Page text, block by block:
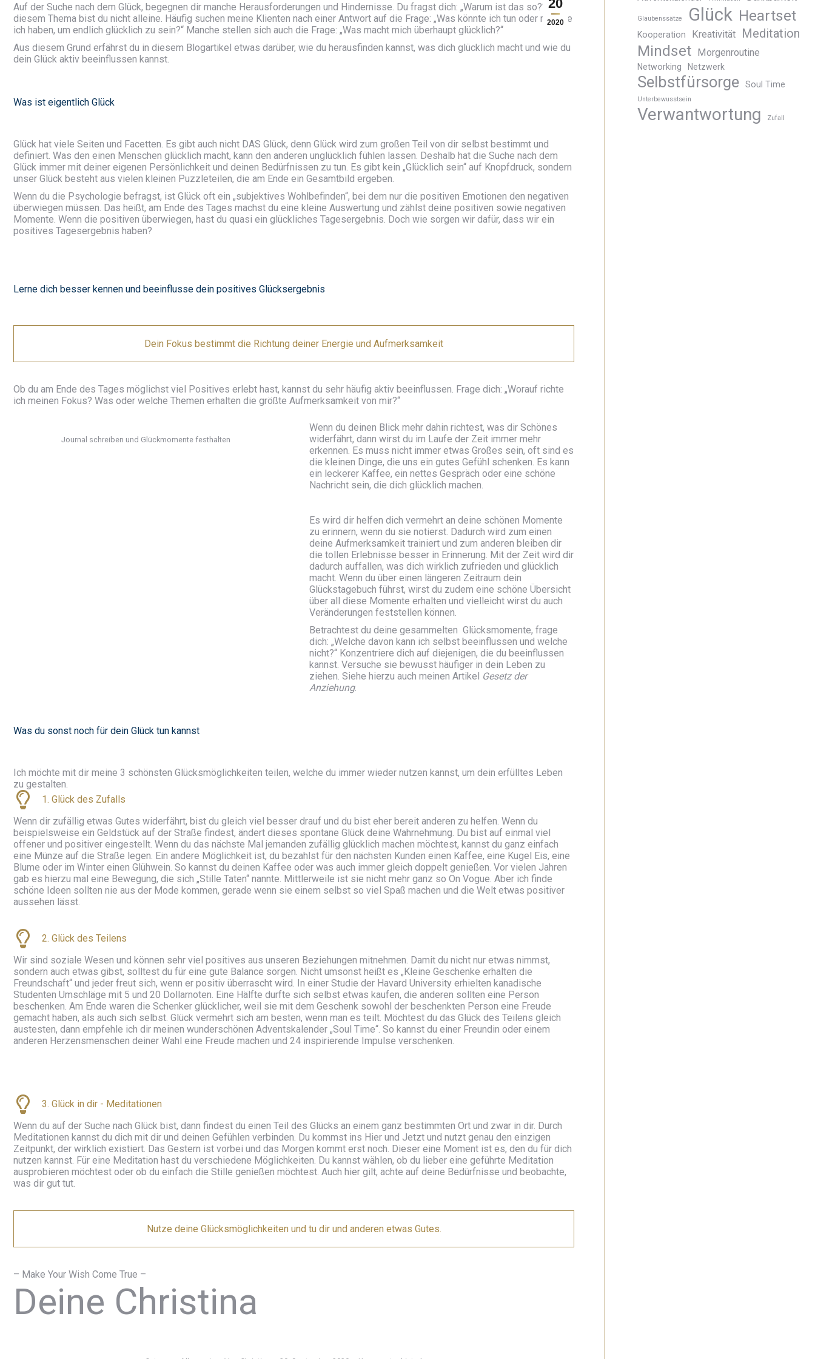
20
2020
Auf der Suche nach dem Glück, begegnen dir manche Herausforderungen und Hindernisse. Du fragst dich: „Warum ist das so?“ Mit
diesem Thema bist du nicht alleine. Häufig suchen meine Klienten nach einer Antwort auf die Frage: „Was könnte ich tun oder müsste
ich haben, um endlich glücklich zu sein?“ Manche stellen sich auch die Frage: „Was macht mich überhaupt glücklich?“
Aus diesem Grund erfährst du in diesem Blogartikel etwas darüber, wie du herausfinden kannst, was dich glücklich macht und wie du
dein Glück aktiv beeinflussen kannst.
Was ist eigentlich Glück
Glück hat viele Seiten und Facetten. Es gibt auch nicht DAS Glück, denn Glück wird zum großen Teil von dir selbst bestimmt und
definiert. Was den einen Menschen glücklich macht, kann den anderen unglücklich fühlen lassen. Deshalb hat die Suche nach dem
Glück immer mit deiner eigenen Persönlichkeit und deinen Bedürfnissen zu tun. Es gibt kein „Glücklich sein“ auf Knopfdruck, sondern
unser Glück besteht aus vielen kleinen Puzzleteilen, die am Ende ein Gesamtbild ergeben.
Wenn du die Psychologie befragst, ist Glück oft ein „subjektives Wohlbefinden“, bei dem nur die positiven Emotionen den negativen
überwiegen müssen. Das heißt, am Ende des Tages machst du eine kleine Auswertung und zählst deine positiven sowie negativen
Momente. Wenn die positiven überwiegen, hast du quasi ein glückliches Tagesergebnis. Doch wie sorgen wir dafür, dass wir ein
positives Tagesergebnis haben?
Lerne dich besser kennen und beeinflusse dein positives Glücksergebnis
Dein Fokus bestimmt die Richtung deiner Energie und Aufmerksamkeit
Ob du am Ende des Tages möglichst viel Positives erlebt hast, kannst du sehr häufig aktiv beeinflussen. Frage dich: „Worauf richte
ich meinen Fokus? Was oder welche Themen erhalten die größte Aufmerksamkeit von mir?“
Journal schreiben und Glückmomente festhalten
Wenn du deinen Blick mehr dahin richtest, was dir Schönes
widerfährt, dann wirst du im Laufe der Zeit immer mehr
erkennen. Es muss nicht immer etwas Großes sein, oft sind es
die kleinen Dinge, die uns ein gutes Gefühl schenken. Es kann
ein leckerer Kaffee, ein nettes Gespräch oder eine schöne
Nachricht sein, die dich glücklich machen.
Es wird dir helfen dich vermehrt an deine schönen Momente
zu erinnern, wenn du sie notierst. Dadurch wird zum einen
deine Aufmerksamkeit trainiert und zum anderen bleiben dir
die tollen Erlebnisse besser in Erinnerung. Mit der Zeit wird dir
dadurch auffallen, was dich wirklich zufrieden und glücklich
macht. Wenn du über einen längeren Zeitraum dein
Glückstagebuch führst, wirst du zudem eine schöne Übersicht
über all diese Momente erhalten und vielleicht wirst du auch
Veränderungen feststellen können.
Betrachtest du deine gesammelten Glücksmomente, frage
dich: „Welche davon kann ich selbst beeinflussen und welche
nicht?“ Konzentriere dich auf diejenigen, die du beeinflussen
kannst. Versuche sie bewusst häufiger in dein Leben zu
ziehen. Siehe hierzu auch meinen Artikel Gesetz der
Anziehung.
Was du sonst noch für dein Glück tun kannst
Ich möchte mit dir meine 3 schönsten Glücksmöglichkeiten teilen, welche du immer wieder nutzen kannst, um dein erfülltes Leben
zu gestalten.
1. Glück des Zufalls
Wenn dir zufällig etwas Gutes widerfährt, bist du gleich viel besser drauf und du bist eher bereit anderen zu helfen. Wenn du
beispielsweise ein Geldstück auf der Straße findest, ändert dieses spontane Glück deine Wahrnehmung. Du bist auf einmal viel
offener und positiver eingestellt. Wenn du das nächste Mal jemanden zufällig glücklich machen möchtest, kannst du ganz einfach
eine Münze auf die Straße legen. Ein andere Möglichkeit ist, du bezahlst für den nächsten Kunden einen Kaffee, eine Kugel Eis, eine
Blume oder im Winter einen Glühwein. So kannst du deinen Kaffee oder was auch immer gleich doppelt genießen. Vor vielen Jahren
gab es hierzu mal eine Bewegung, die sich „Stille Taten“ nannte. Mittlerweile ist sie nicht mehr ganz so On Vogue. Aber ich finde
schöne Ideen sollten nie aus der Mode kommen, gerade wenn sie einem selbst so viel Spaß machen und die Welt etwas positiver
aussehen lässt.
2. Glück des Teilens
Wir sind soziale Wesen und können sehr viel positives aus unseren Beziehungen mitnehmen. Damit du nicht nur etwas nimmst,
sondern auch etwas gibst, solltest du für eine gute Balance sorgen. Nicht umsonst heißt es „Kleine Geschenke erhalten die
Freundschaft“ und jeder freut sich, wenn er positiv überrascht wird. In einer Studie der Havard University erhielten kanadische
Studenten Umschläge mit 5 und 20 Dollarnoten. Eine Hälfte durfte sich selbst etwas kaufen, die anderen sollten eine Person
beschenken. Am Ende waren die Schenker glücklicher, weil sie mit dem Geschenk sowohl der beschenkten Person eine Freude
gemacht haben, als auch sich selbst. Glück vermehrt sich am besten, wenn man es teilt. Möchtest du das Glück des Teilens gleich
austesten, dann empfehle ich dir meinen wunderschönen Adventskalender „Soul Time“. So kannst du einer Freundin oder einem
anderen Herzensmenschen deiner Wahl eine Freude machen und 24 inspirierende Impulse verschenken.
3. Glück in dir - Meditationen
Wenn du auf der Suche nach Glück bist, dann findest du einen Teil des Glücks an einem ganz bestimmten Ort und zwar in dir. Durch
Meditationen kannst du dich mit dir und deinen Gefühlen verbinden. Du kommst ins Hier und Jetzt und nutzt genau den einzigen
Zeitpunkt, der wirklich existiert. Das Gestern ist vorbei und das Morgen kommt erst noch. Dieser eine Moment ist es, den du für dich
nutzen kannst. Für eine Meditation hast du verschiedene Möglichkeiten. Du kannst wählen, ob du lieber eine geführte Meditation
ausprobieren möchtest oder ob du einfach die Stille genießen möchtest. Auch hier gilt, achte auf deine Bedürfnisse und beobachte,
was dir gut tut.
Nutze deine Glücksmöglichkeiten und tu dir und anderen etwas Gutes.
– Make Your Wish Come True –
Deine Christina
Glaubenssätze Glück Heartset
Kooperation Kreativität Meditation
Mindset Morgenroutine
Networking Netzwerk
Selbstfürsorge Soul Time
Unterbewusstsein
Verwantwortung Zufall